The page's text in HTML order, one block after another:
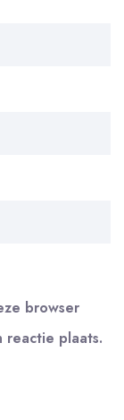
browser
plaats.